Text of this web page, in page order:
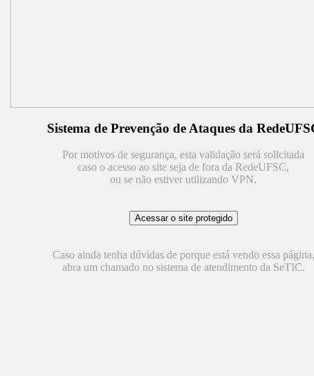
Sistema de Prevenção de Ataques da
Por motivos de segurança, esta validação será solicitada
caso o acesso ao site seja de fora da RedeUFSC,
ou se não estiver utilizando VPN.
Caso ainda tenha dúvidas de porque está vendo essa página,
abra um chamado no sistema de atendimento da SeTIC.